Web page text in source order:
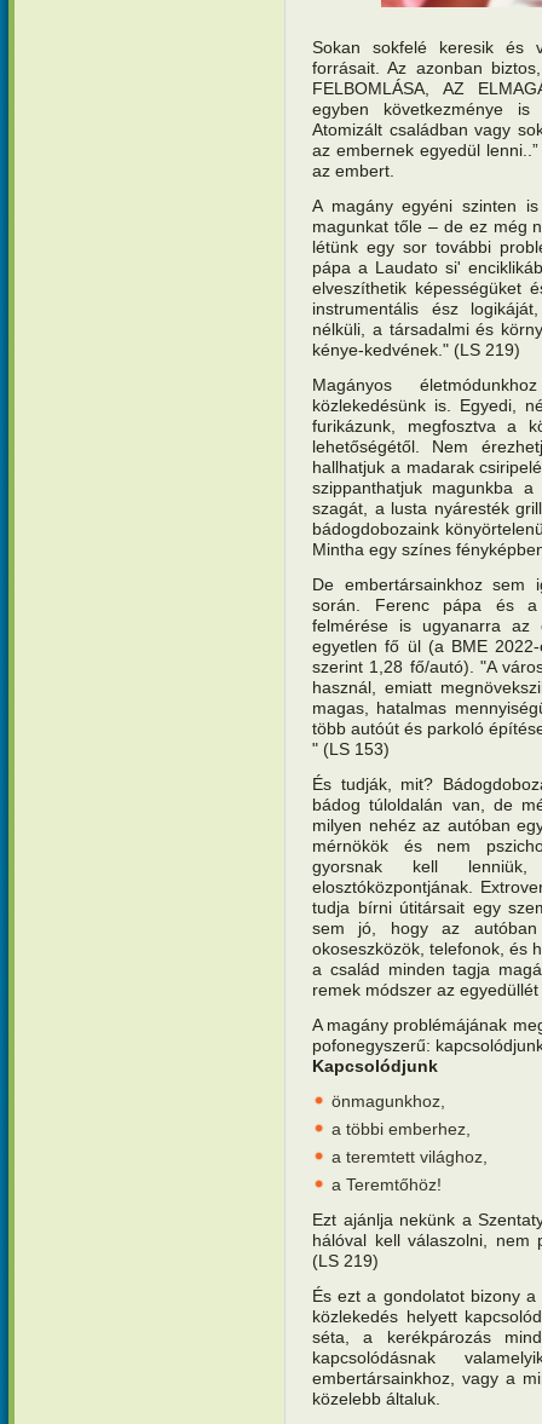
Sokan sokfelé keresik és
forrásait. Az azonban
FELBOMLÁSA, AZ
egyben következménye
Atomizált családban vagy
az embernek egyedül
az embert.
A magány egyéni szinten
magunkat tőle – de ez még
létünk egy sor további
pápa a Laudato si'
elveszíthetik képességüket
instrumentális ész
nélküli, a társadalmi és
kénye-kedvének." (LS 219)
Magányos
közlekedésünk is. Egyedi,
furikázunk, megfosztva a
lehetőségétől. Nem
hallhatjuk a madarak
szippanthatjuk magunkba
szagát, a lusta nyáresték
bádogdobozaink
Mintha egy színes
De embertársainkhoz sem
során. Ferenc pápa és a
felmérése is ugyanarra az
egyetlen fő ül (a BME
szerint 1,28 fő/autó). "A
használ, emiatt
magas, hatalmas
több autóút és parkoló
" (LS 153)
És tudják, mit?
bádog túloldalán van, de
milyen nehéz az autóban
mérnökök és nem
gyorsnak kell
elosztóközpontjának.
tudja bírni útitársait egy
sem jó, hogy az autóban
okoseszközök, telefonok, és
a család minden tagja
remek módszer az
A magány problémájának
pofonegyszerű:
Kapcsolódjunk
önmagunkhoz,
a többi emberhez,
a teremtett világhoz,
a Teremtőhöz!
Ezt ajánlja nekünk a
hálóval kell válaszolni, nem
(LS 219)
És ezt a gondolatot bizony
közlekedés helyett
séta, a kerékpározás
kapcsolódásnak
embertársainkhoz, vagy a
közelebb általuk.